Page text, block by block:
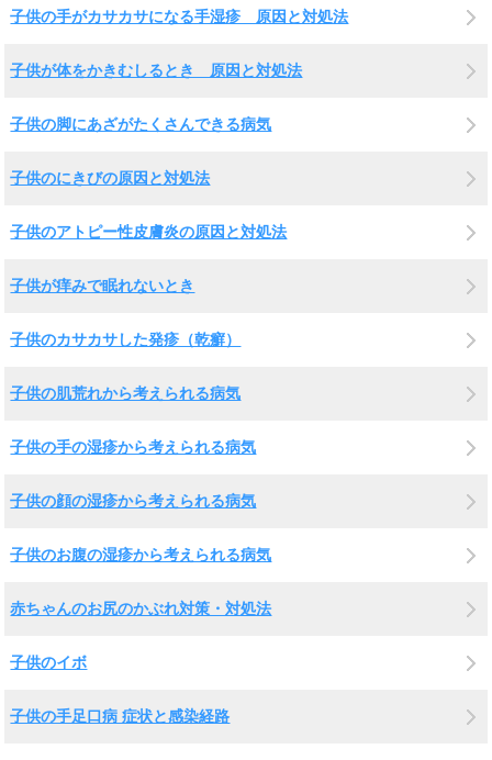
子供の手がカサカサになる手湿疹 原因と対処法
子供が体をかきむしるとき 原因と対処法
子供の脚にあざがたくさんできる病気
子供のにきびの原因と対処法
子供のアトピー性皮膚炎の原因と対処法
子供が痒みで眠れないとき
子供のカサカサした発疹（乾癬）
子供の肌荒れから考えられる病気
子供の手の湿疹から考えられる病気
子供の顔の湿疹から考えられる病気
子供のお腹の湿疹から考えられる病気
赤ちゃんのお尻のかぶれ対策・対処法
子供のイボ
子供の手足口病 症状と感染経路